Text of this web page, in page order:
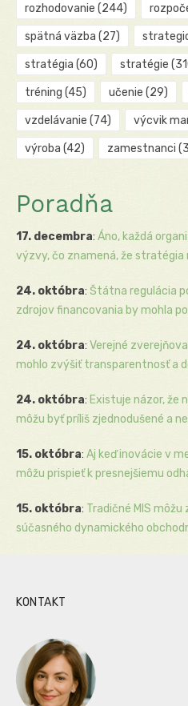
rozhodovanie (244)
spätná väzba (27)
stratégia (60) stratégie
tréning (45) učenie (29)
vzdelávanie (74) výcvik
výroba (42) zamestnanci
Poradňa
17. decembra: Áno, každá
výzvy, čo znamená, že stratégia
24. októbra: Štátna regulácia
zdrojov financovania by mohla
24. októbra: Verejné
mohlo zvýšiť transparentnosť a
24. októbra: Existuje názor, že
môžu byť príliš zjednodušené a
15. októbra: Aj keď inovácie v
môžu prispieť k presnejšiemu
15. októbra: Tradičné MIS
súčasného dynamického
KONTAKT